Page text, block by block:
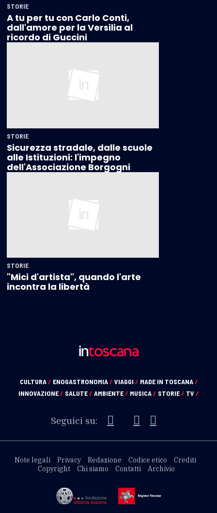
STORIE
A tu per tu con Carlo Conti,
dall'amore per la Versilia al
ricordo di Guccini
STORIE
Sicurezza stradale, dalle scuole
alle Istituzioni: l'impegno
dell'Associazione Borgogni
STORIE
"Mici d'artista", quando l'arte
incontra la libertà
CULTURA/ ENOGASTRONOMIA/ VIAGGI / MADE IN TOSCANA/
INNOVAZIONE/ SALUTE/ AMBIENTE/ MUSICA/ STORIE/ TV /
Seguici su:
Note legali Privacy Redazione Codice etico
Crediti
Copyright
Chi siamo Contatti Archivio